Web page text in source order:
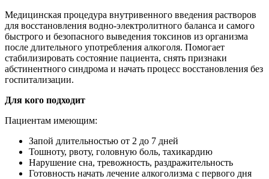
Медицинская процедура внутривенного введения растворов
для восстановления водно-электролитного баланса и самого
быстрого и безопасного выведения токсинов из организма
после длительного употребления алкоголя. Помогает
стабилизировать состояние пациента, снять признаки
абстинентного синдрома и начать процесс восстановления без
госпитализации.
Для кого подходит
Пациентам имеющим:
Запой длительностью от 2 до 7 дней
Тошноту, рвоту, головную боль, тахикардию
Нарушение сна, тревожность, раздражительность
Готовность начать лечение алкоголизма с первого дня